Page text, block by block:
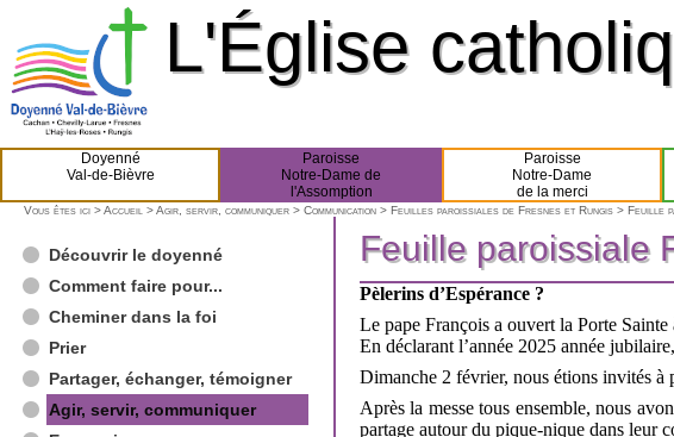
L'Église
L'Église
Doyenné
Val-de-Bièvre
Paroisse
Notre-Dame de
l'Assomption
Paroisse
Notre-Dame
de la merci
Vous êtes ici >Accueil >Agir, servir, communiquer > Communication > Feuilles paroissiales de Fresnes et Rungis > Feuille
Découvrir le doyenné
Comment faire pour...
Cheminer dans la foi
Prier
Partager, échanger, témoigner
Agir, servir, communiquer
Feuille paroissiale
Feuille paroissiale
Pèlerins d’Espérance ?
Le pape François a ouvert la Porte
En déclarant l’année 2025 année
Dimanche 2 février, nous étions invités à
Après la messe tous ensemble, nous
partage autour du pique-nique dans leur